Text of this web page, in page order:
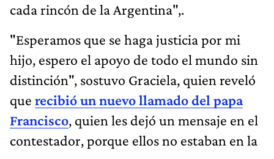
cada rincón de la Argentina",.
"Esperamos que se haga justicia por mi
hijo, espero el apoyo de todo el mundo sin
distinción", sostuvo Graciela, quien reveló
que recibió un nuevo llamado del papa
Francisco, quien les dejó un mensaje en el
contestador, porque ellos no estaban en la